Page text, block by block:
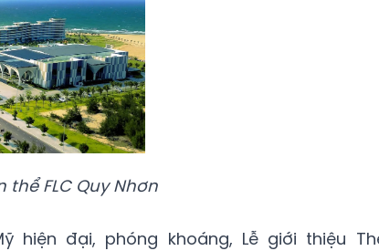
thể FLC Quy Nhơn
hiện đại, phóng khoáng, Lễ giới thiệu